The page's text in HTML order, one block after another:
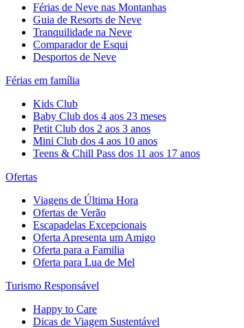
Férias de Neve nas Montanhas
Guia de Resorts de Neve
Tranquilidade na Neve​
Comparador de Esqui
Desportos de Neve
Férias em família
Kids Club
Baby Club dos 4 aos 23 meses
Petit Club dos 2 aos 3 anos
Mini Club dos 4 aos 10 anos
Teens & Chill Pass dos 11 aos 17 anos
Ofertas
Viagens de Última Hora
Ofertas de Verão
Escapadelas Excepcionais
Oferta Apresenta um Amigo
Oferta para a Familia
Oferta para Lua de Mel
Turismo Responsável
Happy to Care
Dicas de Viagem Sustentável